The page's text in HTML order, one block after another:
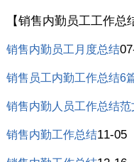
【销售内勤员工工作总
销售内勤员工月度总结
销售员工内勤工作总结6
销售内勤人员工作总结范
销售内勤工作总结11-05